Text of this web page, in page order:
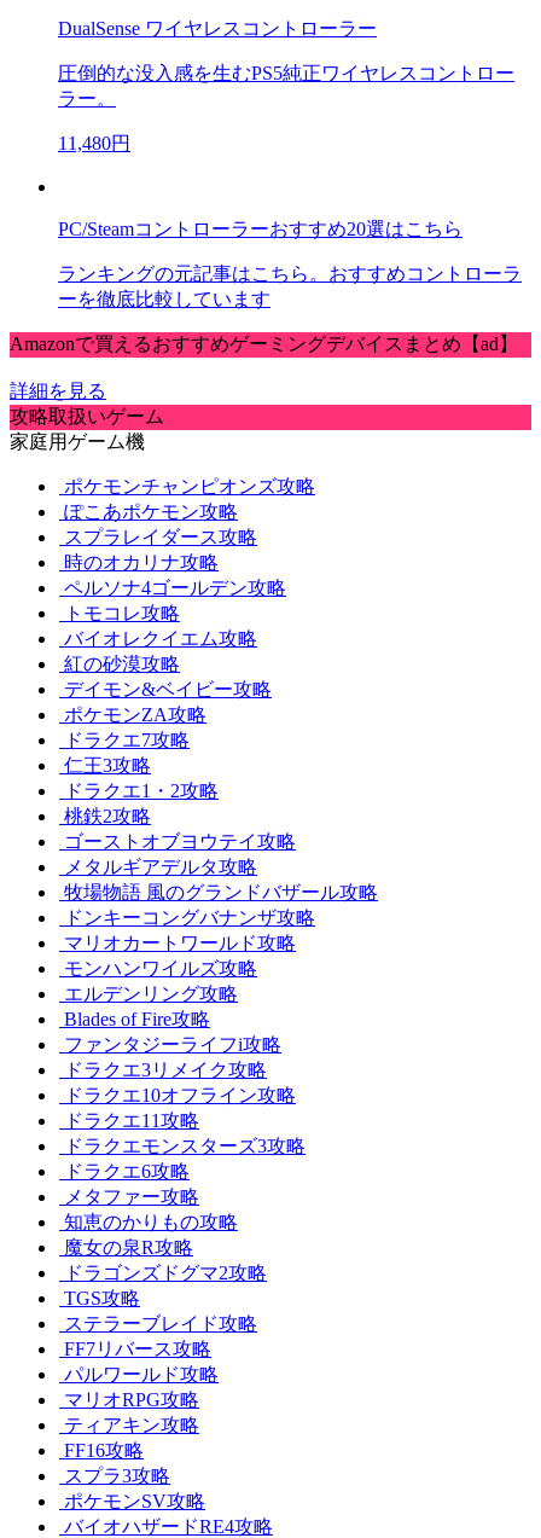
DualSense ワイヤレスコントローラー
圧倒的な没入感を生むPS5純正ワイヤレスコントロー
ラー。
11,480円
PC/Steamコントローラーおすすめ20選はこちら
ランキングの元記事はこちら。おすすめコントローラ
ーを徹底比較しています
Amazonで買えるおすすめゲーミングデバイスまとめ【ad】
詳細を見る
攻略取扱いゲーム
家庭用ゲーム機
ポケモンチャンピオンズ攻略
ぽこあポケモン攻略
スプラレイダース攻略
時のオカリナ攻略
ペルソナ4ゴールデン攻略
トモコレ攻略
バイオレクイエム攻略
紅の砂漠攻略
デイモン&ベイビー攻略
ポケモンZA攻略
ドラクエ7攻略
仁王3攻略
ドラクエ1・2攻略
桃鉄2攻略
ゴーストオブヨウテイ攻略
メタルギアデルタ攻略
牧場物語 風のグランドバザール攻略
ドンキーコングバナンザ攻略
マリオカートワールド攻略
モンハンワイルズ攻略
エルデンリング攻略
Blades of Fire攻略
ファンタジーライフi攻略
ドラクエ3リメイク攻略
ドラクエ10オフライン攻略
ドラクエ11攻略
ドラクエモンスターズ3攻略
ドラクエ6攻略
メタファー攻略
知恵のかりもの攻略
魔女の泉R攻略
ドラゴンズドグマ2攻略
TGS攻略
ステラーブレイド攻略
FF7リバース攻略
パルワールド攻略
マリオRPG攻略
ティアキン攻略
FF16攻略
スプラ3攻略
ポケモンSV攻略
バイオハザードRE4攻略